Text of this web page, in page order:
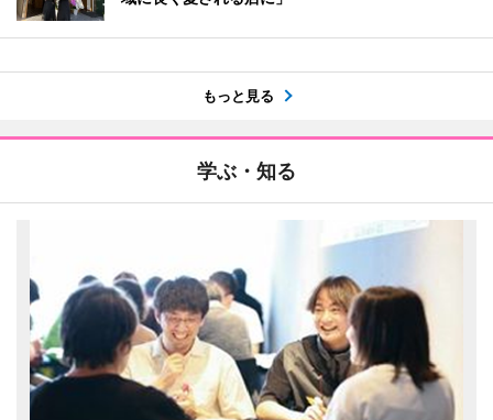
もっと見る
学ぶ・知る